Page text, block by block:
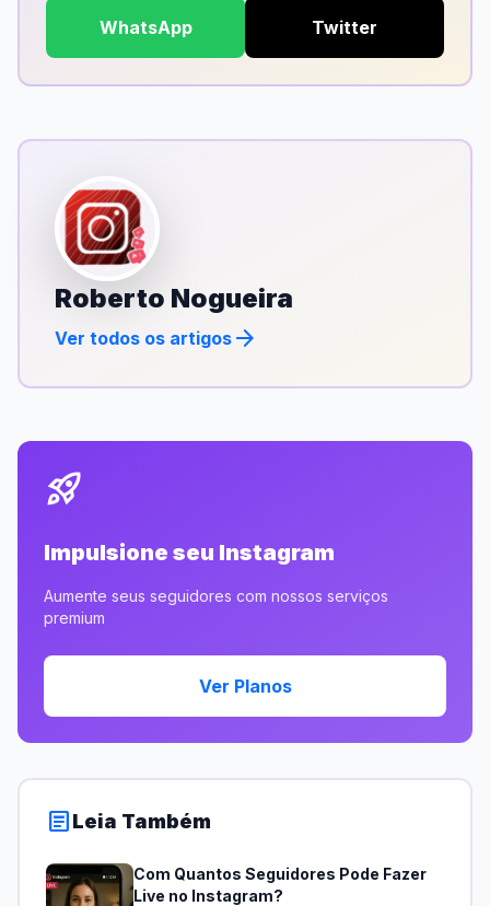
WhatsApp Twitter
Roberto Nogueira
Ver todos os artigos arrow_forward
rocket_launch
Impulsione seu Instagram
Aumente seus seguidores com nossos serviços
premium
Ver Planos
articleLeia Também
Com Quantos Seguidores Pode Fazer
Live no Instagram?